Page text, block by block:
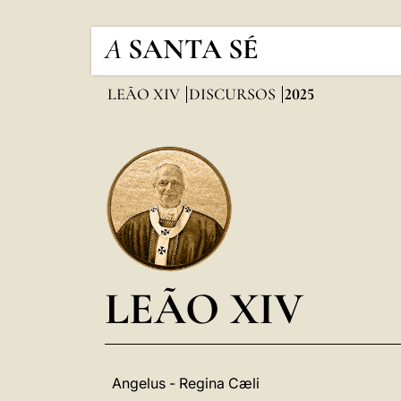
A SANTA SÉ
LEÃO XIV DISCURSOS 2025
LEÃO XIV
Angelus - Regina Cæli